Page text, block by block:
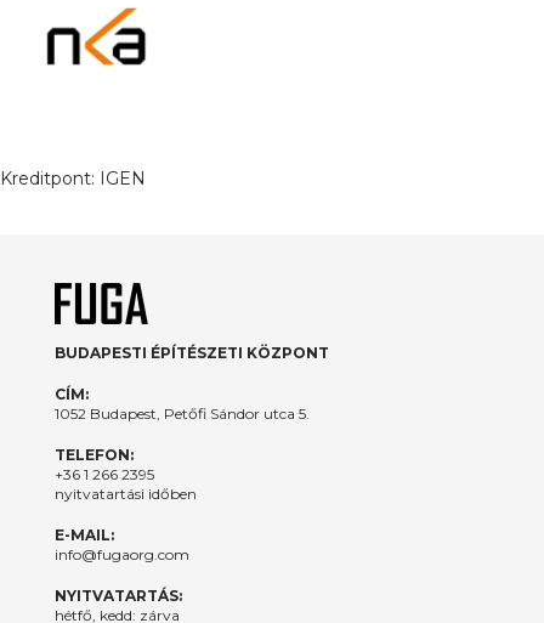
Kreditpont: IGEN
BUDAPESTI ÉPÍTÉSZETI KÖZPONT
CÍM:
1052 Budapest, Petőfi Sándor utca 5.
TELEFON:
+36 1 266 2395
nyitvatartási időben
E-MAIL:
info@fugaorg.com
NYITVATARTÁS:
hétfő, kedd: zárva